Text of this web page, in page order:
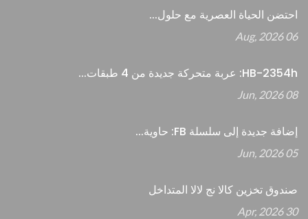
احتضن الحياة العصرية مع حلول...
06 Aug, 2026
HB-2354h: عربة متحركة جديدة من 4 طبقات...
08 Jun, 2026
إضافة جديدة إلى سلسلة FB: حاوية...
05 Jun, 2026
صندوق تخزين كالا نج لالا المتداخل
30 Apr, 2026